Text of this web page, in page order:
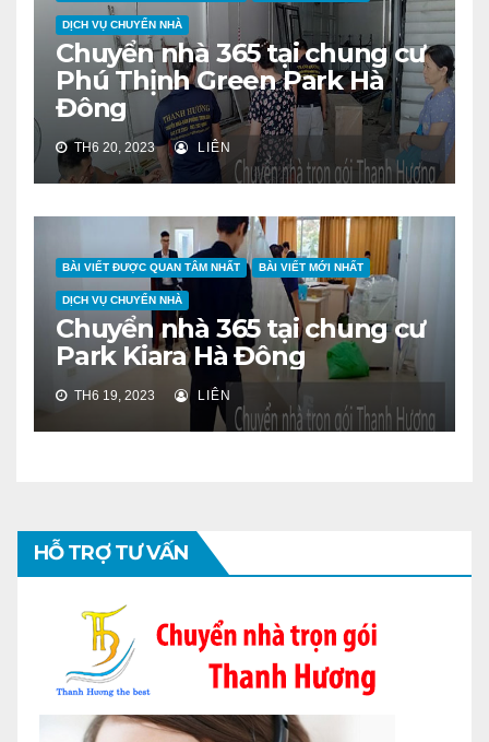
DỊCH VỤ CHUYỂN NHÀ
Chuyển nhà 365 tại chung cư
Phú Thịnh Green Park Hà
Đông
TH6 20, 2023 LIÊN
BÀI VIẾT ĐƯỢC QUAN TÂM NHẤT BÀI VIẾT MỚI NHẤT
DỊCH VỤ CHUYỂN NHÀ
Chuyển nhà 365 tại chung cư
Park Kiara Hà Đông
TH6 19, 2023 LIÊN
HỖ TRỢ TƯ VẤN